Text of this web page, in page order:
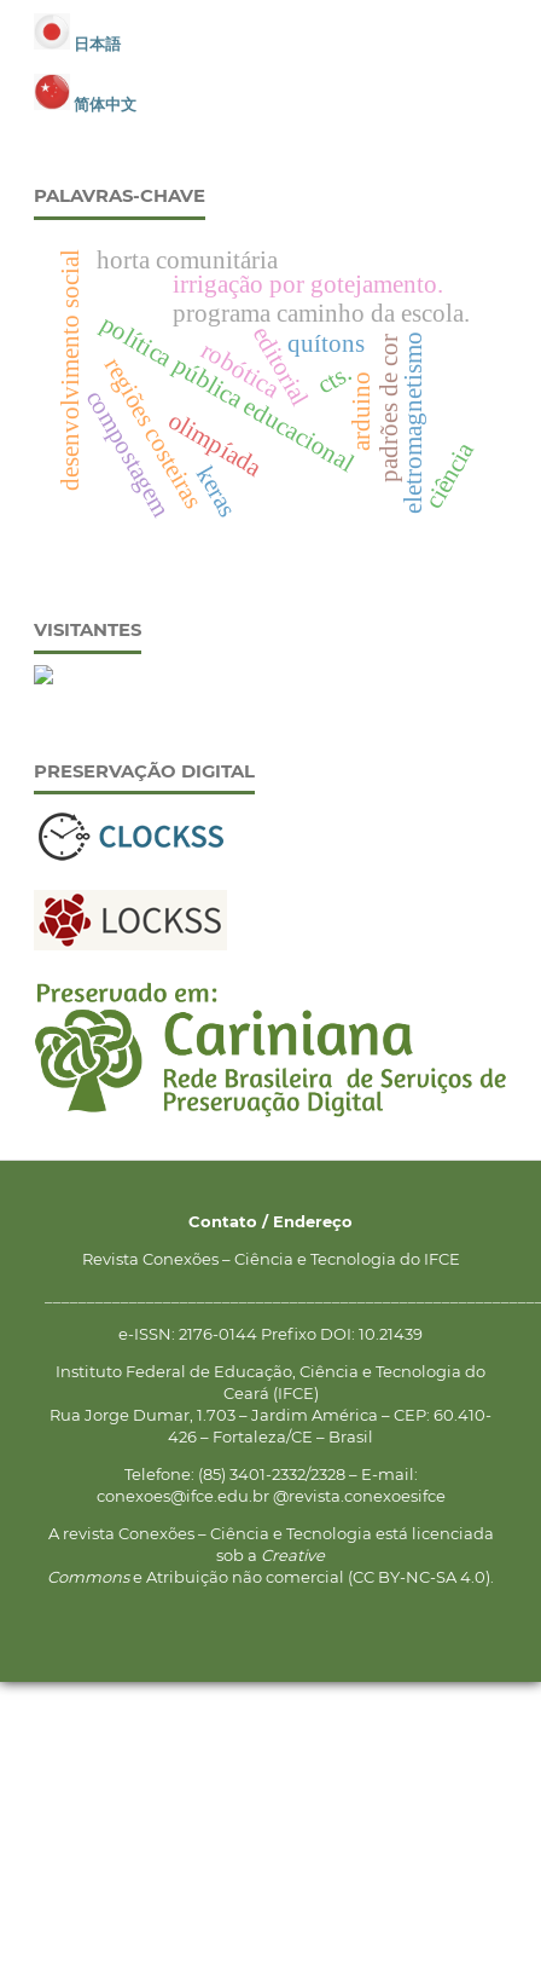
日本語
简体中文
PALAVRAS-CHAVE
editorial
olimpíada
política pública educacional
programa caminho da escola.
padrões de cor
quítons
regiões costeirasrobótica
keras
desenvolvimento social irrigação por gotejamento.
cts.
horta comunitária
compostagem eletromagnetismociência
arduino
VISITANTES
PRESERVAÇÃO DIGITAL
Contato / Endereço
Revista Conexões – Ciência e Tecnologia do IFCE
e-ISSN: 2176-0144 Prefixo DOI: 10.21439
Instituto Federal de Educação, Ciência e Tecnologia do
Ceará (IFCE)
Rua Jorge Dumar, 1.703 – Jardim América – CEP: 60.410-
426 – Fortaleza/CE – Brasil
Telefone: (85) 3401-2332/2328 – E-mail:
conexoes@ifce.edu.br @revista.conexoesifce
A revista Conexões – Ciência e Tecnologia está licenciada
sob a Creative
Commonse Atribuição não comercial (CC BY-NC-SA 4.0).